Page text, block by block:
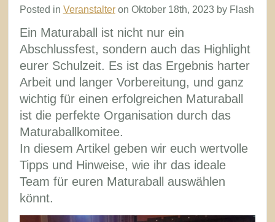
Posted in Veranstalteron Oktober 18th, 2023 by Flash
Ein Maturaball ist nicht nur ein
Abschlussfest, sondern auch das Highlight
eurer Schulzeit. Es ist das Ergebnis harter
Arbeit und langer Vorbereitung, und ganz
wichtig für einen erfolgreichen Maturaball
ist die perfekte Organisation durch das
Maturaballkomitee.
In diesem Artikel geben wir euch wertvolle
Tipps und Hinweise, wie ihr das ideale
Team für euren Maturaball auswählen
könnt.